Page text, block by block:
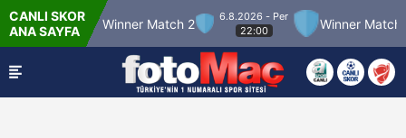
CANLI SKOR
ANA SAYFA
12 Winner Match 2
6.8.2026 - Per
22:00
Winner Match 3